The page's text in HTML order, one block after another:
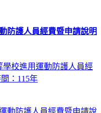
防護人員經費暨申請說明
校進用運動防護人員經
：115年